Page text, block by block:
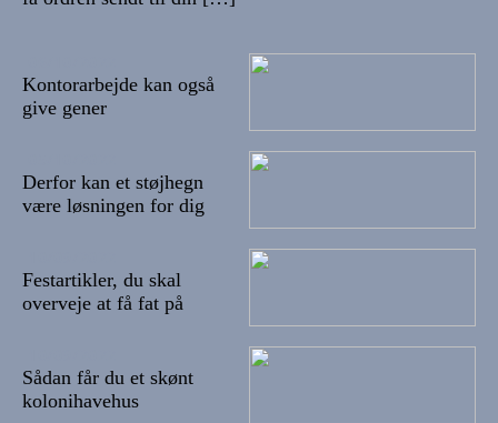
Kontorarbejde kan også
give gener
Derfor kan et støjhegn
være løsningen for dig
Festartikler, du skal
overveje at få fat på
Sådan får du et skønt
kolonihavehus